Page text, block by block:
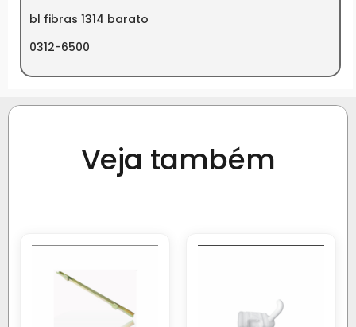
bl fibras 1314 barato
0312-6500
Veja também